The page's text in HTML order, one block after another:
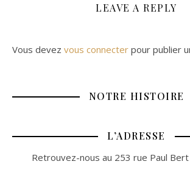
LEAVE A REPLY
Vous devez vous connecter pour publier
NOTRE HISTOIRE
L’ADRESSE
Retrouvez-nous au 253 rue Paul